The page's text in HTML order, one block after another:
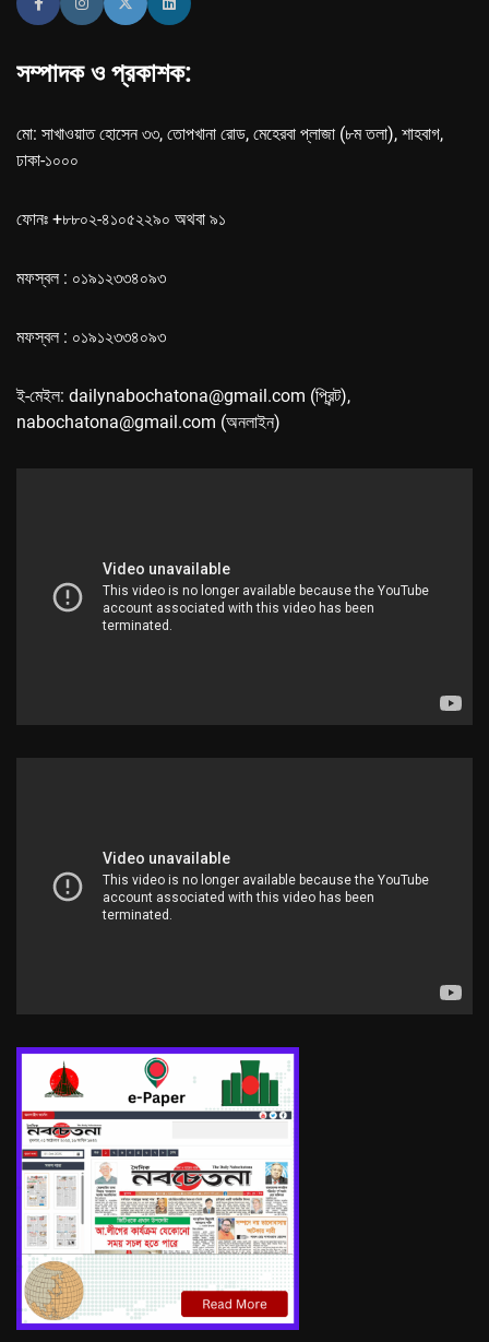
সম্পাদক ও প্রকাশক:
মো: সাখাওয়াত হোসেন ৩৩, তোপখানা রোড, মেহেরবা প্লাজা (৮ম তলা), শাহবাগ,
ঢাকা-১০০০
ফোনঃ +৮৮০২-৪১০৫২২৯০ অথবা ৯১
মফস্বল : ০১৯১২৩৩৪০৯৩
মফস্বল : ০১৯১২৩৩৪০৯৩
ই-মেইল: dailynabochatona@gmail.com (প্রিন্ট),
nabochatona@gmail.com (অনলাইন)